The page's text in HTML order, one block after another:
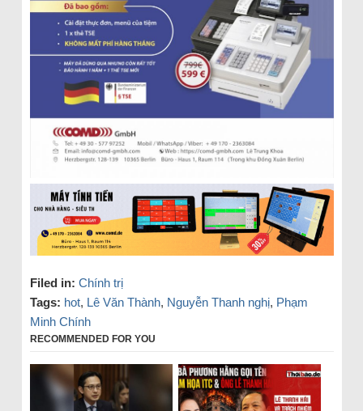
Filed in: Chính trị
Tags: hot, Lê Văn Thành, Nguyễn Thanh nghị, Phạm
Minh Chính
RECOMMENDED FOR YOU